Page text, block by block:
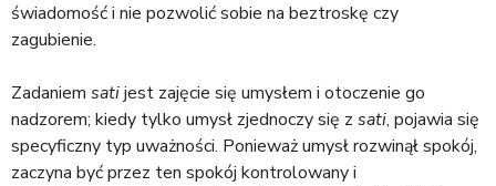
świadomość i nie pozwolić sobie na beztroskę czy
zagubienie.
Zadaniem satijest zajęcie się umysłem i otoczenie go
nadzorem; kiedy tylko umysł zjednoczy się z sati, pojawia się
specyficzny typ uważności. Ponieważ umysł rozwinął spokój,
zaczyna być przez ten spokój kontrolowany i